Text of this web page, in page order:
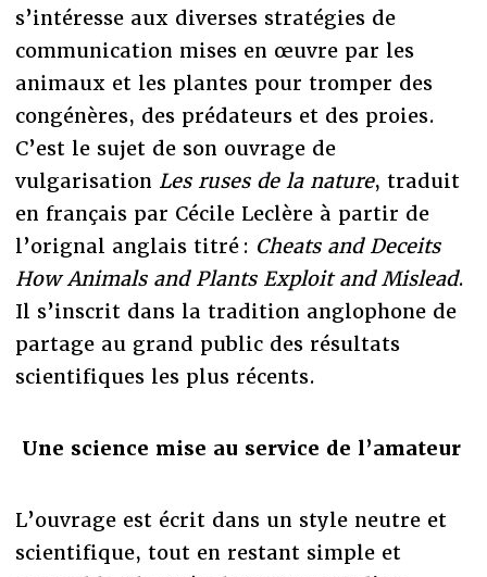
s’intéresse aux diverses stratégies de
communication mises en œuvre par les
animaux et les plantes pour tromper des
congénères, des prédateurs et des proies.
C’est le sujet de son ouvrage de
vulgarisation Les ruses de la nature, traduit
en français par Cécile Leclère à partir de
l’orignal anglais titré : Cheats and Deceits
How Animals and Plants Exploit and Mislead.
Il s’inscrit dans la tradition anglophone de
partage au grand public des résultats
scientifiques les plus récents.
Une science mise au service de l’amateur
L’ouvrage est écrit dans un style neutre et
scientifique, tout en restant simple et